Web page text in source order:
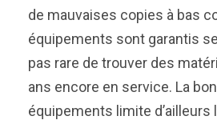
de mauvaises copies à bas
équipements sont garantis
pas rare de trouver des
ans encore en service. La
équipements limite d’ailleurs